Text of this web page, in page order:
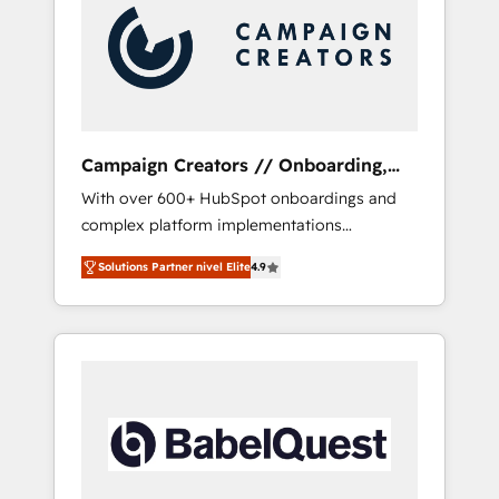
Nos caracterizamos por combinar excelencia
técnica con una mirada estratégica a largo
plazo.
Campaign Creators // Onboarding,
CRM Migration
With over 600+ HubSpot onboardings and
complex platform implementations
delivered, CC is the go-to Elite Solutions
Partner for businesses ready to migrate,
replatform, and scale smarter. We specialize
in high-impact CRM and CMS migrations and
turning fragmented systems into unified,
growth-ready HubSpot architectures that
Solutions Partner nivel Elite4.9